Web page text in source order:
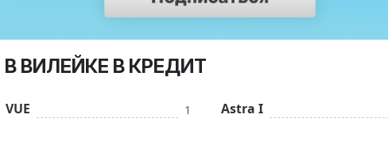
В ВИЛЕЙКЕ В КРЕДИТ
VUE 1 Astra I